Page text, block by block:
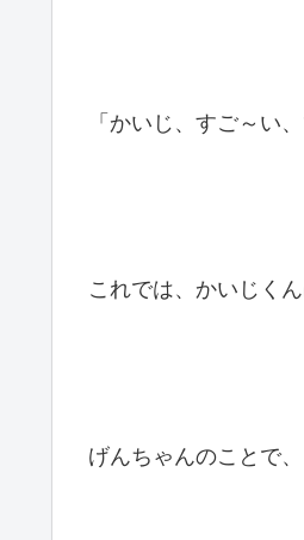
「かいじ、すご～い
これでは、かいじく
げんちゃんのことで